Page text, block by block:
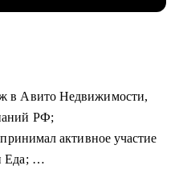
в Авито Недвижимости,
РФ;
активное участие
Еда;